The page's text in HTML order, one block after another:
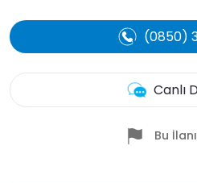
(0850)
Canlı
Bu